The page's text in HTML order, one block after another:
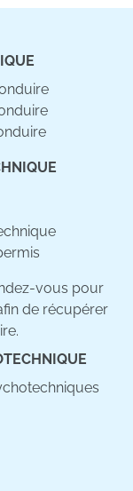
vous pour
de récupérer